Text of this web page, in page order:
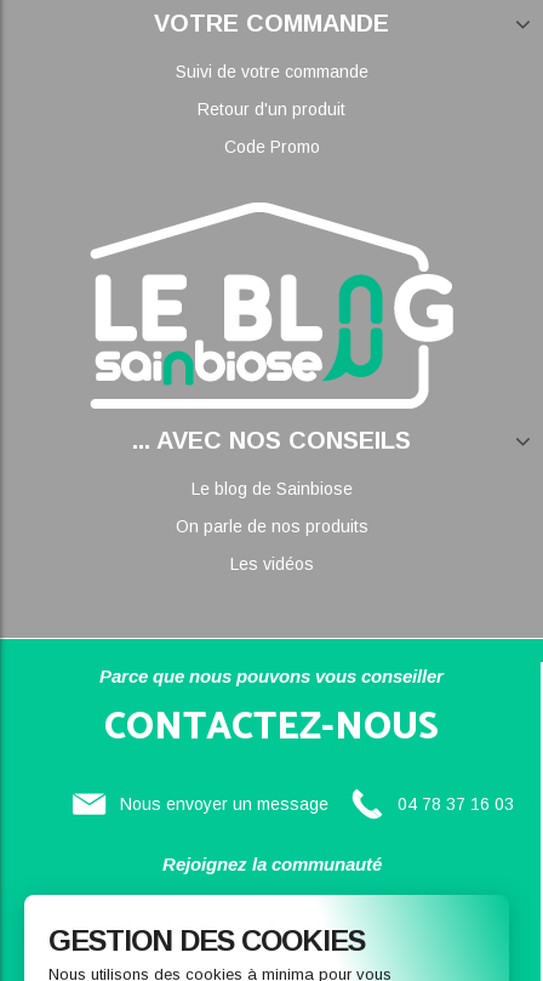
VOTRE COMMANDE
Suivi de votre commande
Retour d'un produit
Code Promo
... AVEC NOS CONSEILS
Le blog de Sainbiose
On parle de nos produits
Les vidéos
Parce que nous pouvons vous conseiller
CONTACTEZ-NOUS
Nous envoyer un message 04 78 37 16 03
Rejoignez la communauté
SAINBIOSE
GESTION DES COOKIES
Nous utilisons des cookies à minima pour vous